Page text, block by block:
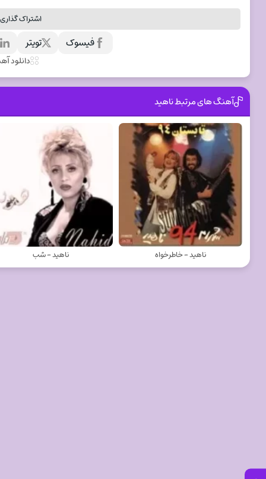
اشتراک
تویتر فیسوک
دانلود
آهنگ های مرتبط ناهيد
ناهيد - خاطرخواه ناهيد - شب